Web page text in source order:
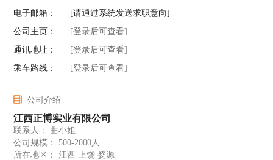
电子邮箱：
[请通过系统发送求职意向]
公司主页：
[登录后可查看]
通讯地址：
[登录后可查看]
乘车路线：
[登录后可查看]
公司介绍
江西正博实业有限公司
联系人： 曲小姐
公司规模： 500-2000人
所在地区： 江西 上饶 婺源